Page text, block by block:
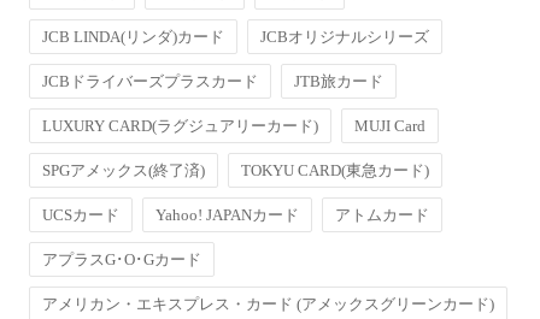
JCB LINDA(リンダ)カード JCBオリジナルシリーズ
JCBドライバーズプラスカード JTB旅カード
LUXURY CARD(ラグジュアリーカード) MUJI Card
SPGアメックス(終了済) TOKYU CARD(東急カード)
UCSカード Yahoo! JAPANカード アトムカード
アプラスG･O･Gカード
アメリカン・エキスプレス・カード (アメックスグリーンカード)